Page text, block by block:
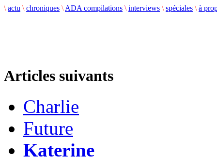
\ actu \ chroniques \ ADA compilations \ interviews \ spéciales \ à
Articles suivants
Charlie
Future
Katerine